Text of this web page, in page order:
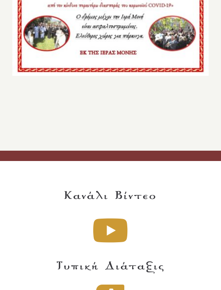
Κανάλι Βίντεο
Τυπική Διάταξις